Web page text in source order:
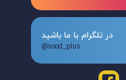
در تلگرام با ما باشید
@sood_plus